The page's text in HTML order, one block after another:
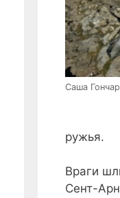
Саша
ружья.
Враги
Сент-